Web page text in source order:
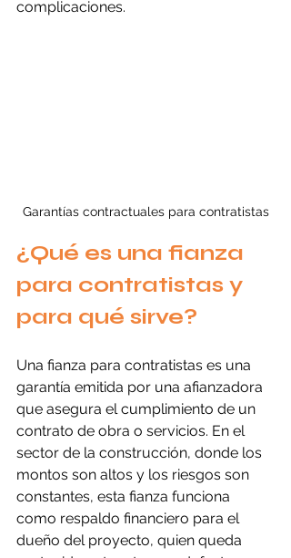
complicaciones.
Garantías contractuales para contratistas
¿Qué es una fianza
para contratistas y
para qué sirve?
Una fianza para contratistas es una
garantía emitida por una afianzadora
que asegura el cumplimiento de un
contrato de obra o servicios. En el
sector de la construcción, donde los
montos son altos y los riesgos son
constantes, esta fianza funciona
como respaldo financiero para el
dueño del proyecto, quien queda